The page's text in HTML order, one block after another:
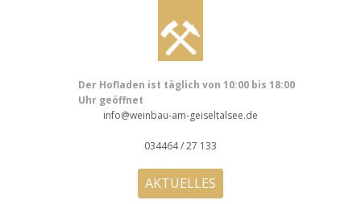
Der Hofladen ist täglich von 10:00 bis 18:00
Uhr geöffnet
info@weinbau-am-geiseltalsee.de
034464 / 27 133
AKTUELLES